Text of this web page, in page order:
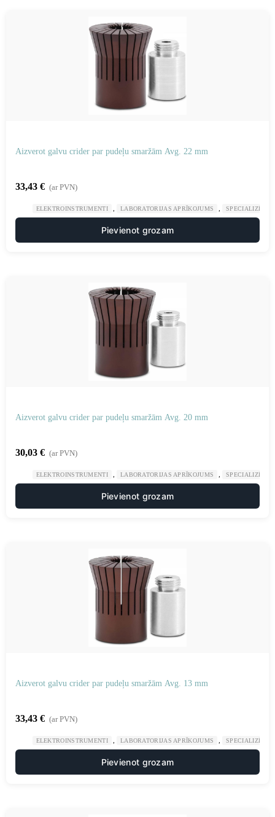
Aizverot galvu crider par pudeļu smaržām Avg. 22 mm
33,43 € (ar PVN)
ELEKTROINSTRUMENTI LABORATORIJAS APRĪKOJUMS
Pievienot grozam
Aizverot galvu crider par pudeļu smaržām Avg. 20 mm
30,03 € (ar PVN)
ELEKTROINSTRUMENTI LABORATORIJAS APRĪKOJUMS
Pievienot grozam
Aizverot galvu crider par pudeļu smaržām Avg. 13 mm
33,43 € (ar PVN)
ELEKTROINSTRUMENTI LABORATORIJAS APRĪKOJUMS
Pievienot grozam